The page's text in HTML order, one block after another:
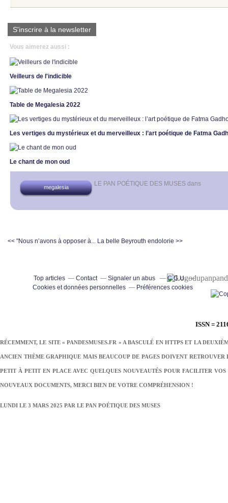
S'inscrire à la newsletter
Vous aimerez aussi :
Veilleurs de l'indicible
Table de Megalesia 2022
Les vertiges du mystérieux et du merveilleux : l’art poétique de Fatma
Le chant de mon oud
LE PAN POÉTIQUE DES MUSES dans
megalesia
<< "Nous n’avons à opposer à... La belle Beyrouth endolorie >>
ISSN =
RÉCEMMENT, LE SITE « PANDESMUSES.FR » A BASCULÉ EN HTTPS ET LA
ANCIEN THÈME GRAPHIQUE MAIS BEAUCOUP DE PAGES DOIVENT
PETIT À PETIT EN PLACE AVEC QUELQUES NOUVEAUTÉS POUR FACILITER
NOUVEAUX DOCUMENTS, MERCI BIEN DE VOTRE COMPRÉHENSION !
LUNDI LE 3 MARS 2025 PAR LE PAN POÉTIQUE DES MUSES
Top articles Contact Signaler un abus
C.G.U.
Cookies et données personnelles
Préférences cookies